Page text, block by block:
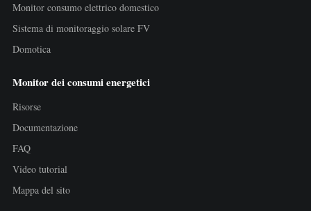
Monitor consumo elettrico domestico
Sistema di monitoraggio solare FV
Domotica
Monitor dei consumi energetici
Risorse
Documentazione
FAQ
Video tutorial
Mappa del sito